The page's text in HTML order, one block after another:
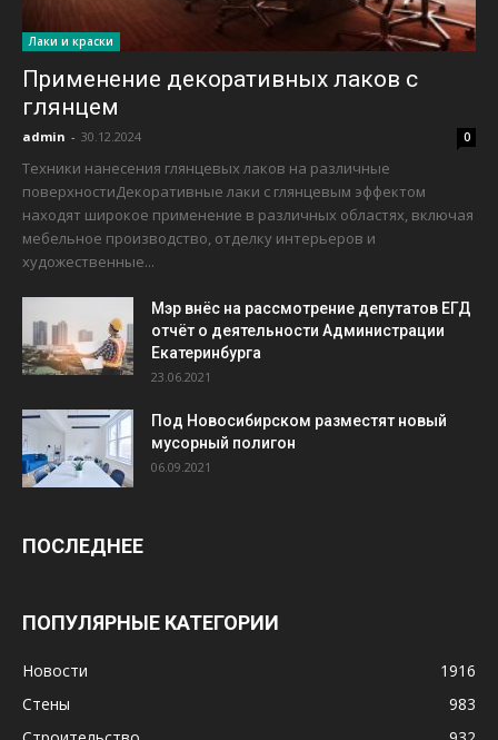
Лаки и краски
Применение декоративных лаков с
глянцем
admin - 30.12.2024 0
Техники нанесения глянцевых лаков на различные
поверхностиДекоративные лаки с глянцевым эффектом
находят широкое применение в различных областях, включая
мебельное производство, отделку интерьеров и
художественные...
Мэр внёс на рассмотрение депутатов ЕГД
отчёт о деятельности Администрации
Екатеринбурга
23.06.2021
Под Новосибирском разместят новый
мусорный полигон
06.09.2021
ПОСЛЕДНЕЕ
ПОПУЛЯРНЫЕ КАТЕГОРИИ
Новости
1916
Стены
983